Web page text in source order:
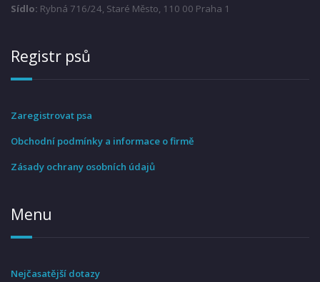
Sídlo: Rybná 716/24, Staré Město, 110 00 Praha 1
Registr psů
Zaregistrovat psa
Obchodní podmínky a informace o firmě
Zásady ochrany osobních údajů
Menu
Nejčasatější dotazy